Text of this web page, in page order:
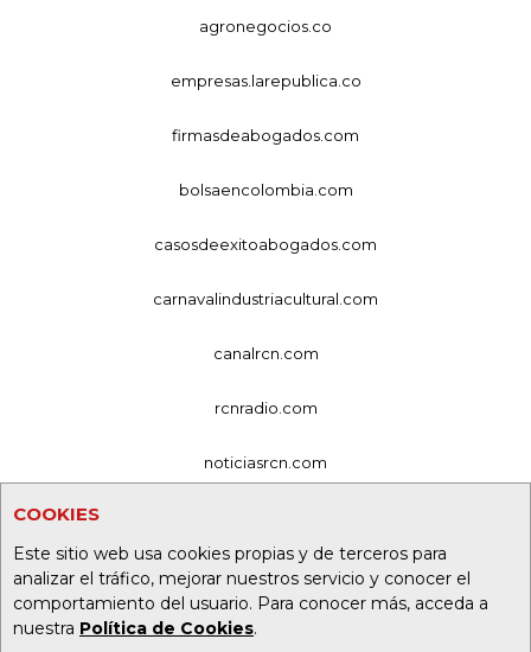
COOKIES
Este sitio web usa cookies propias y de terceros para
analizar el tráfico, mejorar nuestros servicio y conocer el
comportamiento del usuario. Para conocer más, acceda a
nuestra Política de Cookies.
agronegocios.co
empresas.larepublica.co
firmasdeabogados.com
bolsaencolombia.com
casosdeexitoabogados.com
carnavalindustriacultural.com
canalrcn.com
rcnradio.com
noticiasrcn.com
alerta.com.co
deportesrcn.com